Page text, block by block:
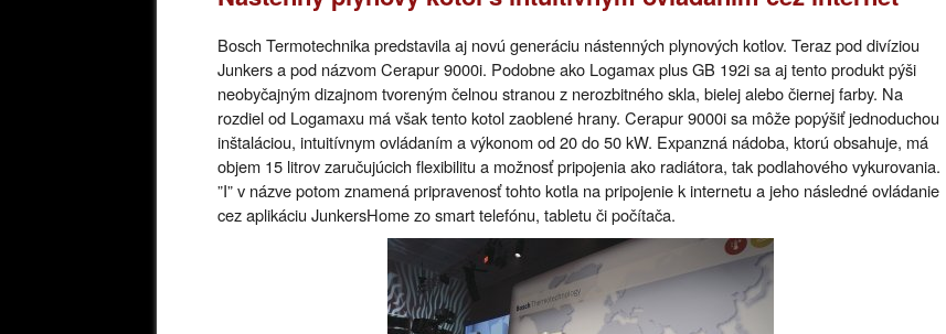
Bosch Termotechnika predstavila aj novú generáciu nástenných plynových kotlov. Teraz pod divíziou
Junkers a pod názvom Cerapur 9000i. Podobne ako Logamax plus GB 192i sa aj tento produkt pýši
neobyčajným dizajnom tvoreným čelnou stranou z nerozbitného skla, bielej alebo čiernej farby. Na
rozdiel od Logamaxu má však tento kotol zaoblené hrany. Cerapur 9000i sa môže popýšiť jednoduchou
inštaláciou, intuitívnym ovládaním a výkonom od 20 do 50 kW. Expanzná nádoba, ktorú obsahuje, má
objem 15 litrov zaručujúcich flexibilitu a možnosť pripojenia ako radiátora, tak podlahového vykurovania.
”I” v názve potom znamená pripravenosť tohto kotla na pripojenie k internetu a jeho následné ovládanie
cez aplikáciu JunkersHome zo smart telefónu, tabletu či počítača.